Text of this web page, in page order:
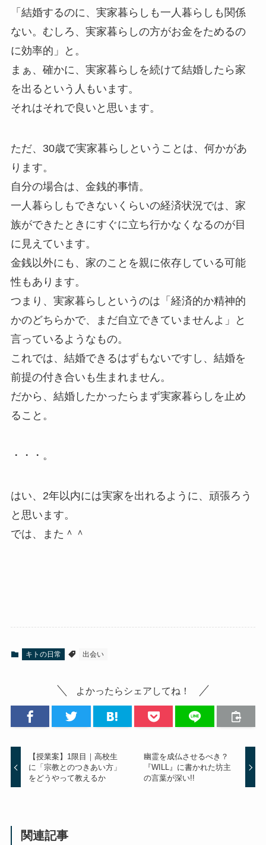
「結婚するのに、実家暮らしも一人暮らしも関係
ない。むしろ、実家暮らしの方がお金をためるの
に効率的」と。
まぁ、確かに、実家暮らしを続けて結婚したら家
を出るという人もいます。
それはそれで良いと思います。
ただ、30歳で実家暮らしということは、何かがあ
ります。
自分の場合は、金銭的事情。
一人暮らしもできないくらいの経済状況では、家
族ができたときにすぐに立ち行かなくなるのが目
に見えています。
金銭以外にも、家のことを親に依存している可能
性もあります。
つまり、実家暮らしというのは「経済的か精神的
かのどちらかで、まだ自立できていませんよ」と
言っているようなもの。
これでは、結婚できるはずもないですし、結婚を
前提の付き合いも生まれません。
だから、結婚したかったらまず実家暮らしを止め
ること。
・・・。
はい、2年以内には実家を出れるように、頑張ろう
と思います。
では、また＾＾
キトの日常 出会い
よかったらシェアしてね！
【授業案】1限目｜高校生
に「宗教とのつきあい方」
をどうやって教えるか
幽霊を成仏させるべき？
『WILL』に書かれた坊主
の言葉が深い!!
関連記事